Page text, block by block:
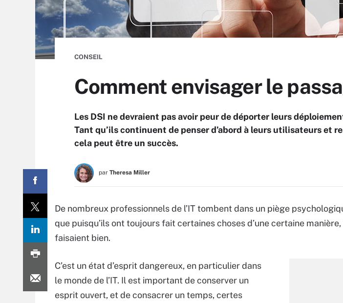
CONSEIL
Comment envisager le
Les DSI ne devraient pas avoir peur de déporter leurs
Tant qu’ils continuent de penser d’abord à leurs utilisateurs et
cela peut être un succès.
par Theresa Miller
De nombreux professionnels de l’IT tombent dans un piège
que puisqu’ils ont toujours fait certaines choses d’une certaine
faisaient bien.
C’est un état d’esprit dangereux, en particulier dans
le monde de l’IT. Il est important de conserver un
esprit ouvert, et de consacrer un temps, certes